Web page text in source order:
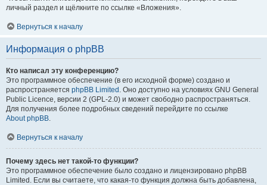
личный раздел и щёлкните по ссылке «Вложения».
Вернуться к началу
Информация о phpBB
Кто написал эту конференцию?
Это программное обеспечение (в его исходной форме) создано и
распространяется phpBB Limited . Оно доступно на условиях GNU General
Public Licence, версии 2 (GPL-2.0) и может свободно распространяться.
Для получения более подробных сведений перейдите по ссылке
About phpBB.
Вернуться к началу
Почему здесь нет такой-то функции?
Это программное обеспечение было создано и лицензировано phpBB
Limited. Если вы считаете, что какая-то функция должна быть добавлена,